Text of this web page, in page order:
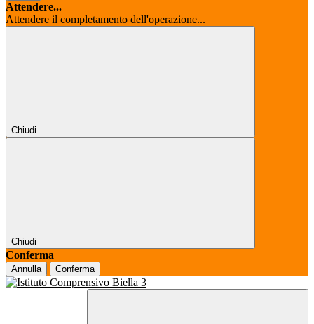
Attendere...
Attendere il completamento dell'operazione...
Chiudi
Chiudi
Conferma
Annulla Conferma